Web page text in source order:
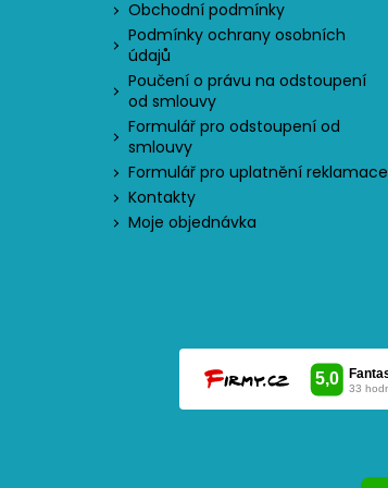
Obchodní podmínky
Podmínky ochrany osobních
údajů
Poučení o právu na odstoupení
od smlouvy
Formulář pro odstoupení od
smlouvy
Formulář pro uplatnění reklamace
Kontakty
Moje objednávka